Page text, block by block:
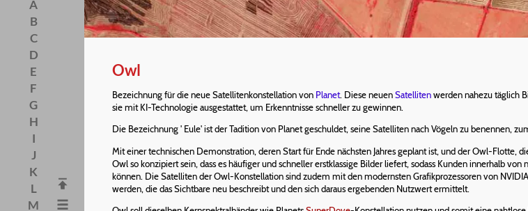
A
B
C
D
E
F
G
H
I
J
K
L
M
Owl
Bezeichnung für die neue Satellitenkonstellation von Planet. Diese neuenSatellitenwerden nahezu täglich
sie mit KI-Technologie ausgestattet, um Erkenntnisse schneller zu gewinnen.
Die Bezeichnung ' Eule' ist der Tadition von Planet geschuldet, seine Satelliten nach Vögeln zu benennen,
Mit einer technischen Demonstration, deren Start für Ende nächsten Jahres geplant ist, und der Owl-Flotte,
Owl so konzipiert sein, dass es häufiger und schneller erstklassige Bilder liefert, sodass Kunden innerhalb
können. Die Satelliten der Owl-Konstellation sind zudem mit den modernsten Grafikprozessoren von
werden, die das Sichtbare neu beschreibt und den sich daraus ergebenden Nutzwert ermittelt.